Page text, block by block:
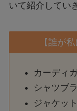
いて紹介してい
【誰が
カーディ
シャツブ
ジャケット